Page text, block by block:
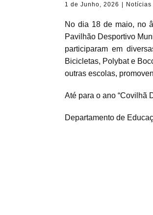
1 de Junho, 2026 Notícias
No dia 18 de maio, no
Pavilhão Desportivo
participaram em
Bicicletas, Polybat e
outras escolas,
Até para o ano “Covilhã
Departamento de